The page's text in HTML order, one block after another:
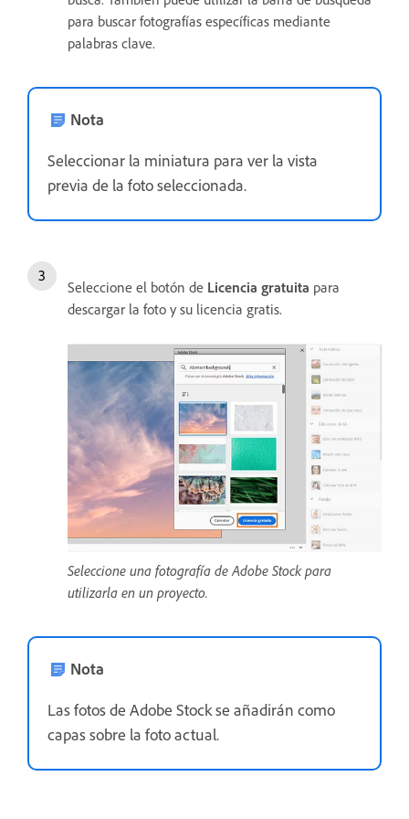
para buscar fotografías específicas mediante
palabras clave.
Nota
Seleccionar la miniatura para ver la vista
previa de la foto seleccionada.
Seleccione el botón de Licencia gratuita para
descargar la foto y su licencia gratis.
Seleccione una fotografía de Adobe Stock para
utilizarla en un proyecto.
Nota
Las fotos de Adobe Stock se añadirán como
capas sobre la foto actual.